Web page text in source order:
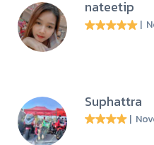
nateetip
|
Suphattra
|